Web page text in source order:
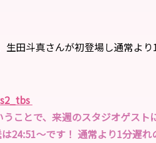
生田斗真さんが初登場し通常よ
うことで、来週のスタジオゲスト
24:51～です！ 通常より1分遅れ